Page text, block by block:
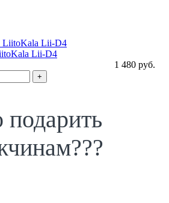
Lii-D4
1 480 руб.
+
подарить